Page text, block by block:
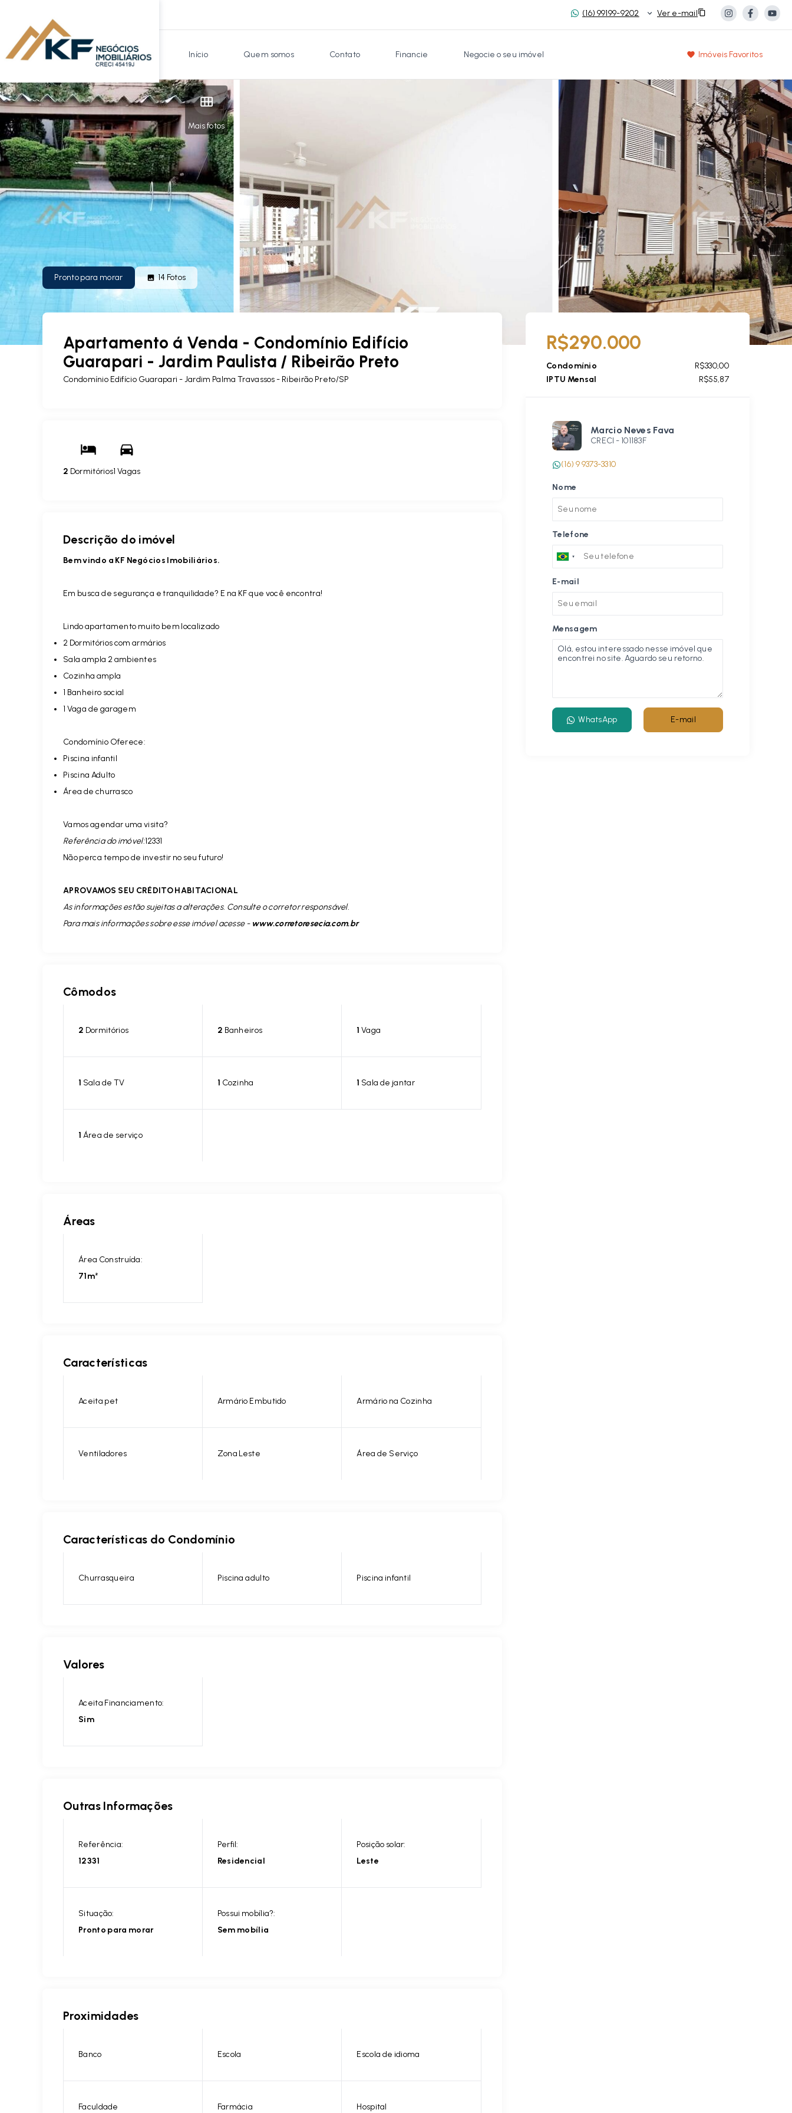
(16) 99199-9202 Ver e-mail
Início Quem somos Contato Financie Negocie o seu imóvel Imóveis Favoritos
Mais fotos
Pronto para morar 14 Fotos
Apartamento á Venda - Condomínio Edifício
Guarapari - Jardim Paulista / Ribeirão Preto
Condomínio Edifício Guarapari -Jardim Palma Travassos - Ribeirão Preto/SP
2 Dormitórios1 Vagas
Descrição do imóvel
Bem vindo a KF Negócios Imobiliários.
Em busca de segurança e tranquilidade? E na KF que você encontra!
Lindo apartamento muito bem localizado
2 Dormitórios com armários
Sala ampla 2 ambientes
Cozinha ampla
1 Banheiro social
1 Vaga de garagem
Condomínio Oferece:
Piscina infantil
Piscina Adulto
Área de churrasco
Vamos agendar uma visita?
Referência do imóvel:12331
Não perca tempo de investir no seu futuro!
APROVAMOS SEU CRÉDITO HABITACIONAL
As informações estão sujeitas a alterações. Consulte o corretor responsável.
Para mais informações sobre esse imóvel acesse - www.corretoresecia.com.br
Cômodos
2 Dormitórios 2 Banheiros 1 Vaga
1 Sala de TV 1 Cozinha 1 Sala de jantar
1 Área de serviço
Áreas
Área Construída:
71m²
Características
Aceita pet Armário Embutido Armário na Cozinha
Ventiladores Zona Leste Área de Serviço
Características do Condomínio
Churrasqueira Piscina adulto Piscina infantil
Valores
Aceita Financiamento:
Sim
Outras Informações
Referência:
12331
Perfil:
Residencial
Posição solar:
Leste
Situação:
Pronto para morar
Possui mobília?:
Sem mobília
Proximidades
Banco Escola Escola de idioma
Faculdade Farmácia Hospital
R$290.000
Condomínio
R$330,00
IPTU Mensal
R$55,87
Marcio Neves Fava
CRECI - 101183F
(16) 9 9373-3310
Nome
Telefone
E-mail
Mensagem
WhatsApp E-mail